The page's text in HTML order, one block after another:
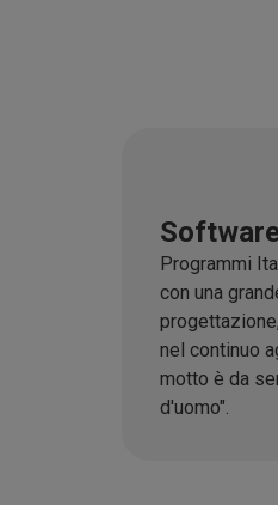
Programmi
con una
nel continuo
motto è da
d'uomo".